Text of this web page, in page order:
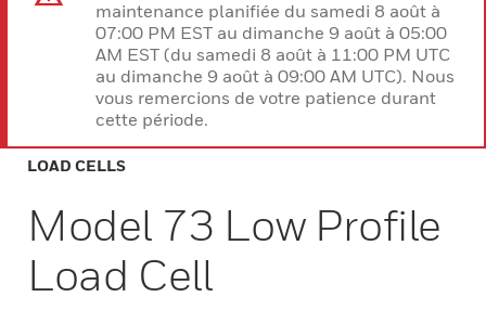
maintenance planifiée du samedi 8 août à
07:00 PM EST au dimanche 9 août à 05:00
AM EST (du samedi 8 août à 11:00 PM UTC
au dimanche 9 août à 09:00 AM UTC). Nous
vous remercions de votre patience durant
cette période.
LOAD CELLS
Model 73 Low Profile
Load Cell